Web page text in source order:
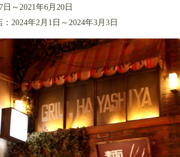
～2021年6月20日
2024年2月1日～2024年3月3日